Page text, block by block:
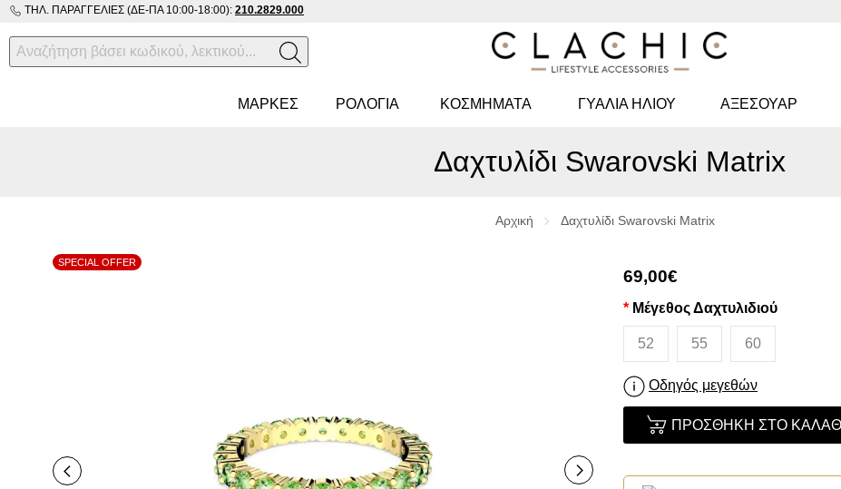
ΤΗΛ. ΠΑΡΑΓΓΕΛΊΕΣ (ΔΕ-ΠΑ 10:00-18:00): 210.2829.000
ΜΑΡΚΕΣ ΡΟΛΌΓΙΑ ΚΟΣΜΉΜΑΤΑ ΓΥΑΛΙΆ ΗΛΊΟΥ ΑΞΕΣΟΥΑΡ
Δαχτυλίδι Swarovski Matrix
Αρχική Δαχτυλίδι Swarovski Matrix
SPECIAL OFFER
69,00€
Μέγεθος Δαχτυλιδιού
52 55 60
Οδηγός μεγεθών
ΠΡΟΣΘΉΚΗ ΣΤΟ ΚΑΛΆΘΙ